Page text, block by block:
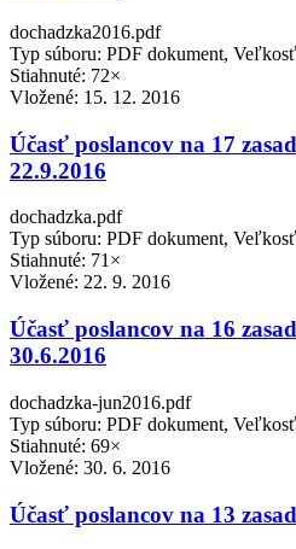
dochadzka2016.pdf
Typ súboru: PDF dokument,
Stiahnuté: 72×
Vložené: 15. 12. 2016
Účasť poslancov na 17
22.9.2016
dochadzka.pdf
Typ súboru: PDF dokument,
Stiahnuté: 71×
Vložené: 22. 9. 2016
Účasť poslancov na 16
30.6.2016
dochadzka-jun2016.pdf
Typ súboru: PDF dokument,
Stiahnuté: 69×
Vložené: 30. 6. 2016
Účasť poslancov na 13